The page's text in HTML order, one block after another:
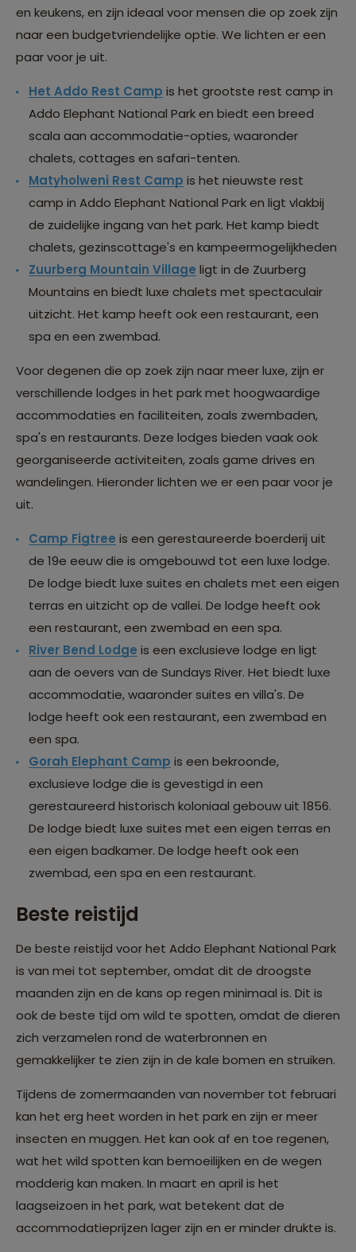
en keukens, en zijn ideaal voor mensen die op zoek zijn
naar een budgetvriendelijke optie. We lichten er een
paar voor je uit.
Het Addo Rest Camp is het grootste rest camp in
Addo Elephant National Park en biedt een breed
scala aan accommodatie-opties, waaronder
chalets, cottages en safari-tenten.
Matyholweni Rest Camp is het nieuwste rest
camp in Addo Elephant National Park en ligt vlakbij
de zuidelijke ingang van het park. Het kamp biedt
chalets, gezinscottage's en kampeermogelijkheden
Zuurberg Mountain Village ligt in de Zuurberg
Mountains en biedt luxe chalets met spectaculair
uitzicht. Het kamp heeft ook een restaurant, een
spa en een zwembad.
Voor degenen die op zoek zijn naar meer luxe, zijn er
verschillende lodges in het park met hoogwaardige
accommodaties en faciliteiten, zoals zwembaden,
spa's en restaurants. Deze lodges bieden vaak ook
georganiseerde activiteiten, zoals game drives en
wandelingen. Hieronder lichten we er een paar voor je
uit.
Camp Figtree is een gerestaureerde boerderij uit
de 19e eeuw die is omgebouwd tot een luxe lodge.
De lodge biedt luxe suites en chalets met een eigen
terras en uitzicht op de vallei. De lodge heeft ook
een restaurant, een zwembad en een spa.
River Bend Lodge is een exclusieve lodge en ligt
aan de oevers van de Sundays River. Het biedt luxe
accommodatie, waaronder suites en villa's. De
lodge heeft ook een restaurant, een zwembad en
een spa.
Gorah Elephant Camp is een bekroonde,
exclusieve lodge die is gevestigd in een
gerestaureerd historisch koloniaal gebouw uit 1856.
De lodge biedt luxe suites met een eigen terras en
een eigen badkamer. De lodge heeft ook een
zwembad, een spa en een restaurant.
Beste reistijd
De beste reistijd voor het Addo Elephant National Park
is van mei tot september, omdat dit de droogste
maanden zijn en de kans op regen minimaal is. Dit is
ook de beste tijd om wild te spotten, omdat de dieren
zich verzamelen rond de waterbronnen en
gemakkelijker te zien zijn in de kale bomen en struiken.
Tijdens de zomermaanden van november tot februari
kan het erg heet worden in het park en zijn er meer
insecten en muggen. Het kan ook af en toe regenen,
wat het wild spotten kan bemoeilijken en de wegen
modderig kan maken. In maart en april is het
laagseizoen in het park, wat betekent dat de
accommodatieprijzen lager zijn en er minder drukte is.